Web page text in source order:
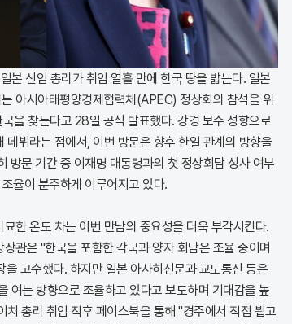
본 신임 총리가 취임 열흘 만에 한국 땅을 밟는다. 일본
아시아태평양경제협력체(APEC) 정상회의 참석을 위
을 찾는다고 28일 공식 발표했다. 강경 보수 성향으로
데뷔라는 점에서, 이번 방문은 향후 한일 관계의 방향을
방문 기간 중 이재명 대통령과의 첫 정상회담 성사 여부
율이 분주하게 이루어지고 있다.
한 온도 차는 이번 만남의 중요성을 더욱 부각시킨다.
관은 "한국을 포함한 각국과 양자 회담은 조율 중이며
고수했다. 하지만 일본 아사히신문과 교도통신 등은
여는 방향으로 조율하고 있다고 보도하며 기대감을 높
치 총리 취임 직후 페이스북을 통해 "경주에서 직접 뵙고